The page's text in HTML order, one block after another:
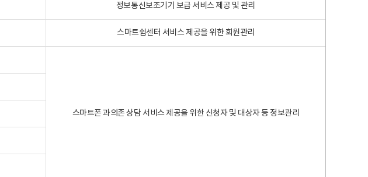
정보통신보조기기 보급 서비스 제공 및 관리
스마트쉼센터 서비스 제공을 위한 회원관리
스마트폰 과의존 상담 서비스 제공을 위한 신청자 및 대상자 등 정보관리